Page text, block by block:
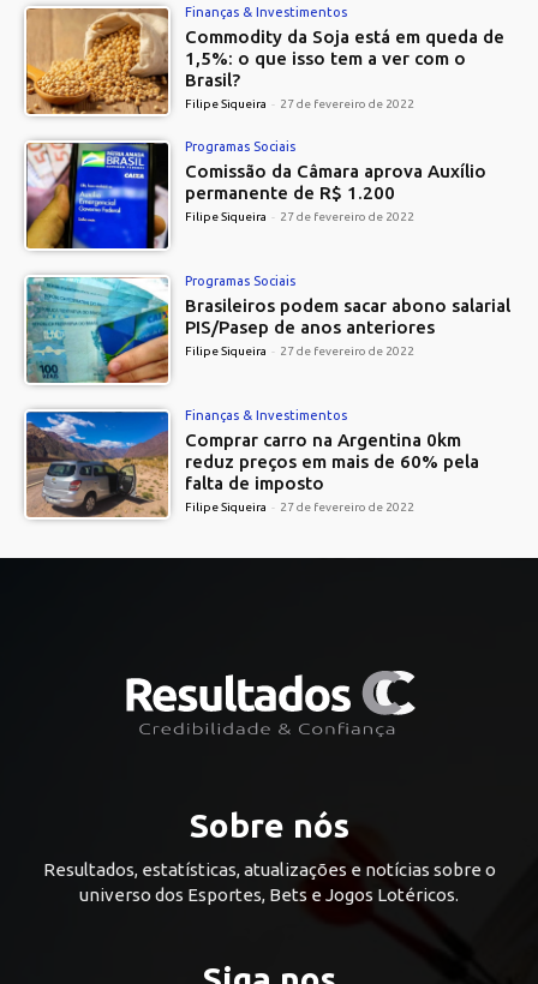
Finanças & Investimentos
Commodity da Soja está em queda de
1,5%: o que isso tem a ver com o
Brasil?
Filipe Siqueira - 27 de fevereiro de 2022
Programas Sociais
Comissão da Câmara aprova Auxílio
permanente de R$ 1.200
Filipe Siqueira - 27 de fevereiro de 2022
Programas Sociais
Brasileiros podem sacar abono salarial
PIS/Pasep de anos anteriores
Filipe Siqueira - 27 de fevereiro de 2022
Finanças & Investimentos
Comprar carro na Argentina 0km
reduz preços em mais de 60% pela
falta de imposto
Filipe Siqueira - 27 de fevereiro de 2022
Sobre nós
Resultados, estatísticas, atualizações e notícias sobre o
universo dos Esportes, Bets e Jogos Lotéricos.